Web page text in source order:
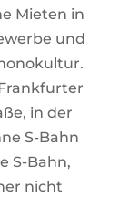
Mieten in
und
in der
S-Bahn
S-Bahn,
nicht